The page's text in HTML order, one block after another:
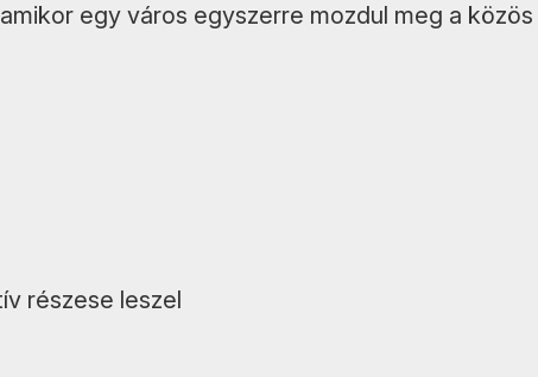
egy város egyszerre mozdul meg a közös
részese leszel